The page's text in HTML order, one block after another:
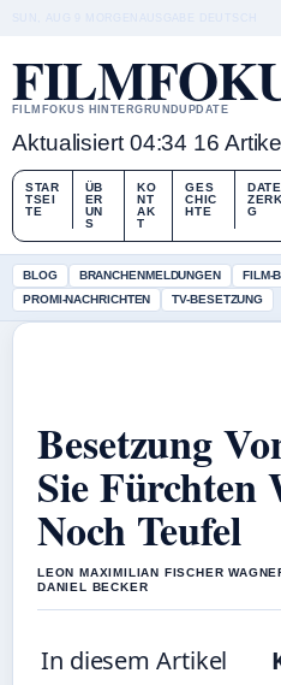
FILMFOKUS HINTERGRUNDUPDATE
Aktualisiert 04:34 16
STAR
TSEI
TE
ÜB
ER
UN
S
KO
NT
AK
T
GES
CHIC
HTE
G
BLOG BRANCHENMELDUNGEN FILM-
PROMI-NACHRICHTEN
TV-BESETZUNG
Besetzung
Sie Fürchten
Noch Teufel
LEON MAXIMILIAN FISCHER
DANIEL BECKER
In diesem Artikel